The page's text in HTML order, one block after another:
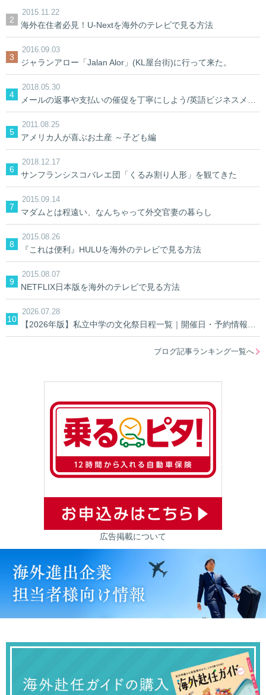
2015.11.22
海外在住者必見！U-Nextを海外のテレビで見る方法
2016.09.03
ジャランアロー「Jalan Alor」(KL屋台街)に行って来た。
2018.05.30
2011.08.25
アメリカ人が喜ぶお土産 ～子ども編
2018.12.17
サンフランシスコバレエ団「くるみ割り人形」を観てきた
2015.09.14
マダムとは程遠い、なんちゃって外交官妻の暮らし
2015.08.26
『これは便利』HULUを海外のテレビで見る方法
2015.08.07
NETFLIX日本版を海外のテレビで見る方法
2026.07.28
ブログ記事ランキング一覧へ
広告掲載について